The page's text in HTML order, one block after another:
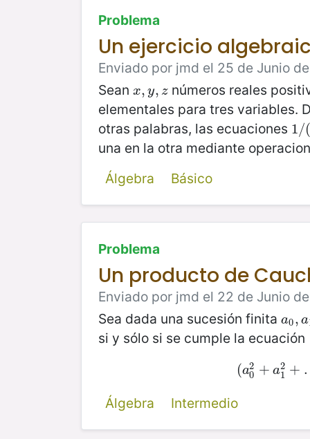
Problema
Un ejercicio
Enviado por jmd el 25 de Junio
Sean x, y, z
x,y,z números reales
elementales para tres variables.
otras palabras, las ecuaciones 1/(
1/(
una en la otra mediante
Álgebra
Básico
Problema
Un producto de
Enviado por jmd el 22 de Junio
Sea dada una sucesión finita a0, a
a0,a
si y sólo si se cumple la ecuación
(a2
0 + a2
1 +
(a02 +a 1
Álgebra
Intermedio